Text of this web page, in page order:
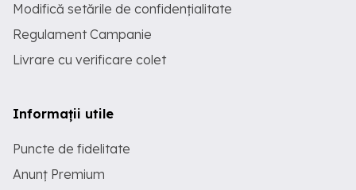
Modifică setările de confidențialitate
Regulament Campanie
Livrare cu verificare colet
Informații utile
Puncte de fidelitate
Anunț Premium